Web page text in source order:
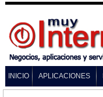
INICIO APLICACIONES